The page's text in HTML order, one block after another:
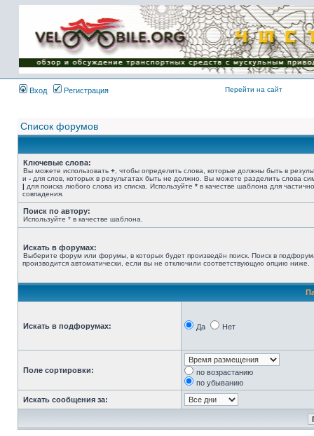
Имя пользователя:
Пароль:
{ LOG_ME_IN_SHORT
}
Вход
Регистрация Перейти на сайт
Список форумов
Ключевые слова:
Вы можете использовать + , чтобы определить слова, которые должны быть в
и - для слов, которых в результатах быть не должно. Вы можете разделить слова
| для поиска любого слова из списка. Используйте * в качестве шаблона для
совпадения.
Поиск по автору:
Используйте * в качестве шаблона.
Искать в форумах:
Выберите форум или форумы, в которых будет произведён поиск. Поиск в
производится автоматически, если вы не отключили соответствующую опцию ниже.
Искать в подфорумах: Да Нет
Поле сортировки:
по возрастанию
по убыванию
Искать сообщения за: